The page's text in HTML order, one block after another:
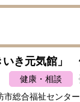
き元気館」
健康・相談
市総合福祉センタ